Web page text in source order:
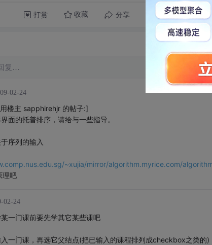
打赏 收藏 分享 转发到动态
复…
02-24
楼主 sapphirehjr 的帖子:]
面的托普排序，请给与一些指导。
序列的输入
~xujia/mirror/algorithm.myrice.com/
理吧
02-24
一门课前要先学其它某些课吧
一门课，再选它父结点(把已输入的课程排列成checkbox之类的)